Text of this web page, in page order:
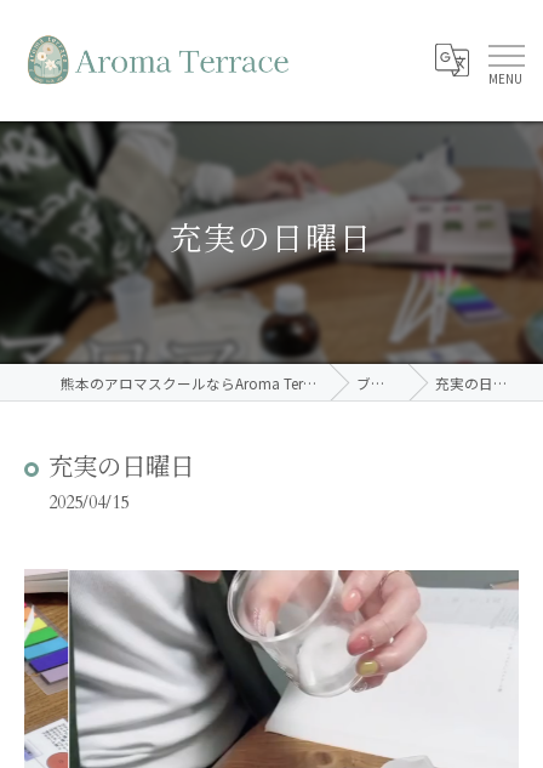
充実の日曜日
熊本のアロマスクールならAroma Terrace ブログ 充実の日曜日
充実の日曜日
2025/04/15